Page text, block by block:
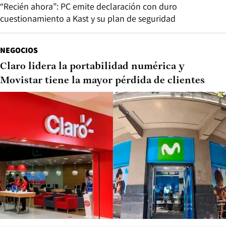
“Recién ahora”: PC emite declaración con duro
cuestionamiento a Kast y su plan de seguridad
NEGOCIOS
Claro lidera la portabilidad numérica y
Movistar tiene la mayor pérdida de clientes